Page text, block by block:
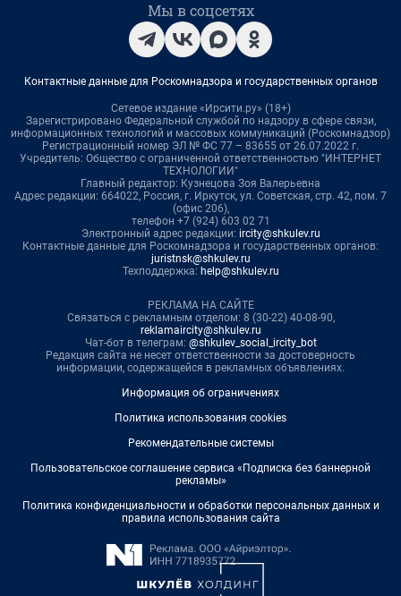
Мы в соцсетях
Контактные данные для Роскомнадзора и государственных органов
Сетевое издание «Ирсити.ру» (18+)
Зарегистрировано Федеральной службой по надзору в сфере связи,
информационных технологий и массовых коммуникаций (Роскомнадзор)
Регистрационный номер ЭЛ № ФС 77 – 83655 от 26.07.2022 г.
Учредитель: Общество с ограниченной ответственностью "ИНТЕРНЕТ
ТЕХНОЛОГИИ"
Главный редактор: Кузнецова Зоя Валерьевна
Адрес редакции: 664022, Россия, г. Иркутск, ул. Советская, стр. 42, пом. 7
(офис 206),
телефон +7 (924) 603 02 71
Электронный адрес редакции: ircity@shkulev.ru
Контактные данные для Роскомнадзора и государственных органов:
juristnsk@shkulev.ru
Техподдержка: help@shkulev.ru
РЕКЛАМА НА САЙТЕ
Связаться с рекламным отделом: 8 (30-22) 40-08-90,
reklamaircity@shkulev.ru
Чат-бот в телеграм: @shkulev_social_ircity_bot
Редакция сайта не несет ответственности за достоверность
информации, содержащейся в рекламных объявлениях.
Информация об ограничениях
Политика использования cookies
Рекомендательные системы
Пользовательское соглашение сервиса «Подписка без баннерной
рекламы»
Политика конфиденциальности и обработки персональных данных и
правила использования сайта